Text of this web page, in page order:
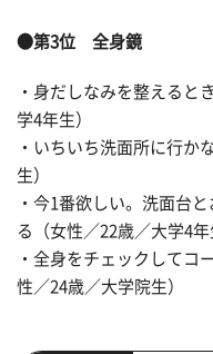
●第3位 全身鏡
・身だしなみを整えると
学4年生）
・いちいち洗面所に行か
生）
・今1番欲しい。洗面台
る（女性／22歳／大学4年
・全身をチェックしてコ
性／24歳／大学院生）